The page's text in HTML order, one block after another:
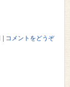
コメントをどうぞ